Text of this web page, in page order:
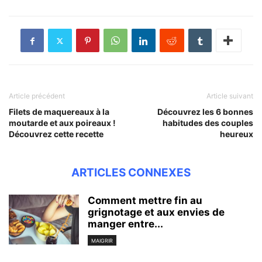
Article précédent
Filets de maquereaux à la
moutarde et aux poireaux !
Découvrez cette recette
Article suivant
Découvrez les 6 bonnes
habitudes des couples
heureux
ARTICLES CONNEXES
Comment mettre fin au
grignotage et aux envies de
manger entre...
MAIGRIR